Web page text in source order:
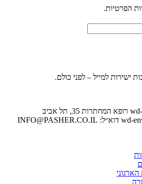
הפרטיות.
ישירות למייל – לפני כולם.
רופא המחתרות 35, תל אביב
דוא״ל: INFO@PASHER.CO.IL